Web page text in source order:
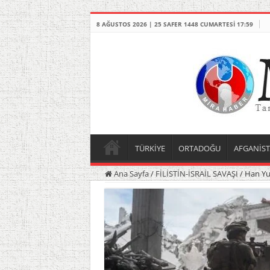
8 AĞUSTOS 2026 | 25 SAFER 1448 CUMARTESI 17:59
TÜRKİYE ORTADOĞU
Ana Sayfa/FİLİSTİN-İSRAİL SAVAŞI/Han